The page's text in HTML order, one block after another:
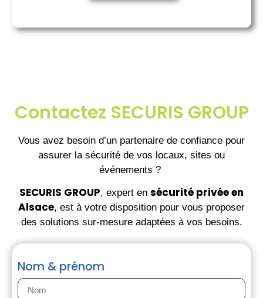
Contactez SECURIS GROUP
Nom & prénom
Vous avez besoin d’un partenaire de confiance pour
assurer la sécurité de vos locaux, sites ou
événements ?
SECURIS GROUP, expert en sécurité privée en
Alsace, est à votre disposition pour vous proposer
des solutions sur-mesure adaptées à vos besoins.